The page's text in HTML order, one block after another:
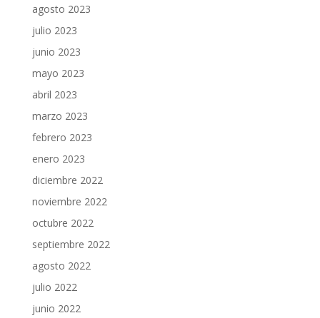
agosto 2023
julio 2023
junio 2023
mayo 2023
abril 2023
marzo 2023
febrero 2023
enero 2023
diciembre 2022
noviembre 2022
octubre 2022
septiembre 2022
agosto 2022
julio 2022
junio 2022